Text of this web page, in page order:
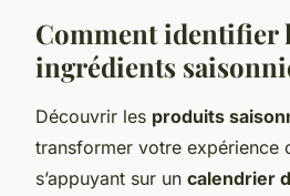
Comment identifier
ingrédients
Découvrir les produits
transformer votre expérience
s’appuyant sur un calendrier